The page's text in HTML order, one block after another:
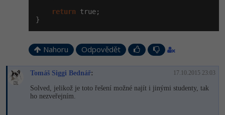
return true;
}
Nahoru Odpovědět
Tomáš Siggi Bednář: 17.10.2015 23:03
Solved, jelikož je toto řešení možné najít i jinými studenty, tak
ho nezveřejním.